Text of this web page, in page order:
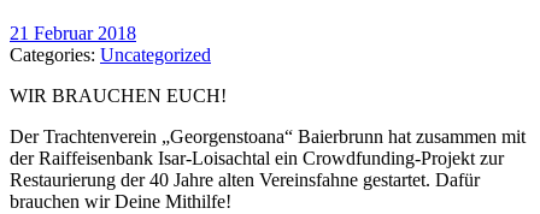
21 Februar 2018
Categories: Uncategorized
WIR BRAUCHEN EUCH!
Der Trachtenverein „Georgenstoana“ Baierbrunn hat zusammen mit
der Raiffeisenbank Isar-Loisachtal ein Crowdfunding-Projekt zur
Restaurierung der 40 Jahre alten Vereinsfahne gestartet. Dafür
brauchen wir Deine Mithilfe!